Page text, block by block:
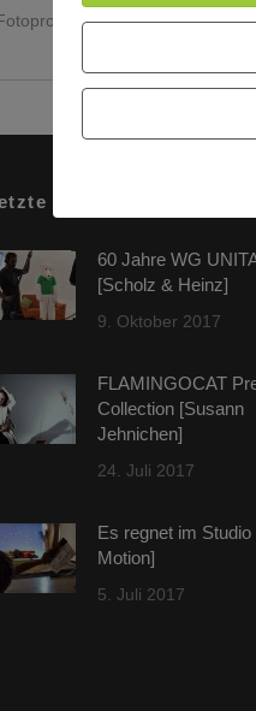
Hohlkehle jörg
Beiträge
60 Jahre WG
[Scholz & Heinz]
9. Oktober 2017
FLAMINGOCAT
Collection [Susann
Jehnichen]
24. Juli 2017
Es regnet im
Motion]
5. Juli 2017